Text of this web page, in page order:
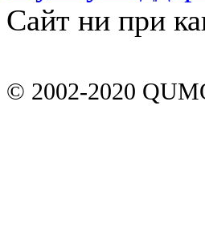
Сайт ни при
© 2002-2020